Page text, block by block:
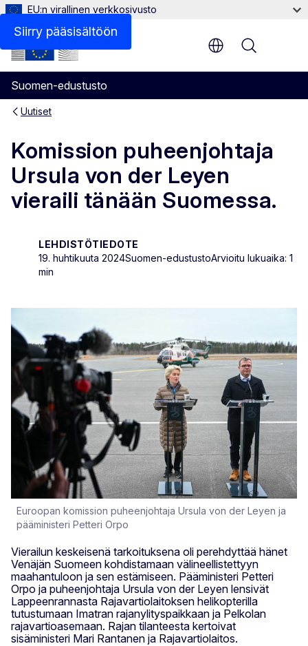
Siirry pääsisältöön
EU:n virallinen verkkosivusto
Suomen-edustusto
Menu
Uutiset
Komission puheenjohtaja
Ursula von der Leyen
vieraili tänään Suomessa.
LEHDISTÖTIEDOTE
19. huhtikuuta 2024Suomen-edustustoArvioitu lukuaika: 1
min
Euroopan komission puheenjohtaja Ursula von der Leyen ja
pääministeri Petteri Orpo
Vierailun keskeisenä tarkoituksena oli perehdyttää hänet
Venäjän Suomeen kohdistamaan välineellistettyyn
maahantuloon ja sen estämiseen. Pääministeri Petteri
Orpo ja puheenjohtaja Ursula von der Leyen lensivät
Lappeenrannasta Rajavartiolaitoksen helikopterilla
tutustumaan Imatran rajanylityspaikkaan ja Pelkolan
rajavartioasemaan. Rajan tilanteesta kertoivat
sisäministeri Mari Rantanen ja Rajavartiolaitos.